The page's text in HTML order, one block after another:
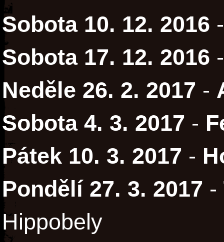
Sobota 10. 12. 2016
Sobota 17. 12. 2016
Neděle 26. 2. 2017 -
Sobota 4. 3. 2017 -
Pátek 10. 3. 2017 -
Pondělí 27. 3. 2017 -
Hippobely